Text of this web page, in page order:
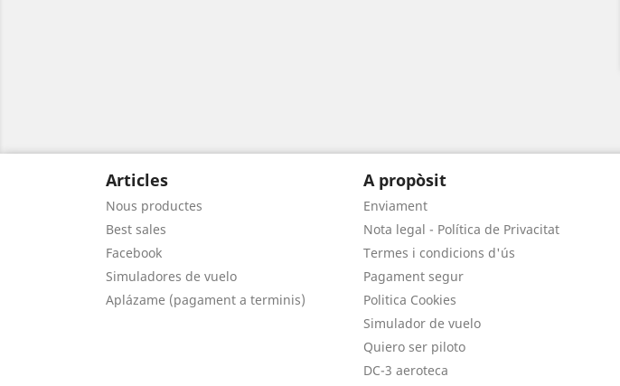
Articles
Nous productes
Best sales
Facebook
Simuladores de vuelo
Aplázame (pagament a terminis)
A propòsit
Enviament
Nota legal - Política de Privacitat
Termes i condicions d'ús
Pagament segur
Politica Cookies
Simulador de vuelo
Quiero ser piloto
DC-3 aeroteca